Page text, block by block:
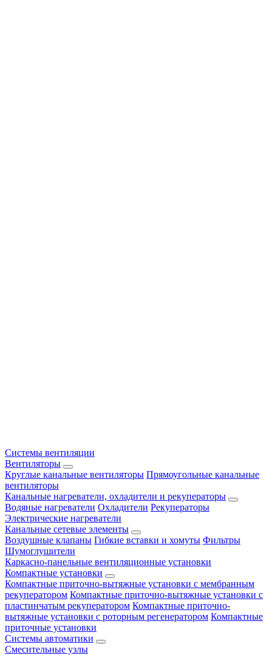
Системы вентиляции
Вентиляторы
Круглые канальные вентиляторы Прямоугольные канальные
вентиляторы
Канальные нагреватели, охладители и рекуператоры
Водяные нагреватели Охладители Рекуператоры
Электрические нагреватели
Канальные сетевые элементы
Воздушные клапаны Гибкие вставки и хомуты Фильтры
Шумоглушители
Каркасно-панельные вентиляционные установки
Компактные установки
Компактные приточно-вытяжные установки с мембранным
рекуператором Компактные приточно-вытяжные установки с
пластинчатым рекуператором Компактные приточно-
вытяжные установки с роторным регенератором Компактные
приточные установки
Системы автоматики
Смесительные узлы